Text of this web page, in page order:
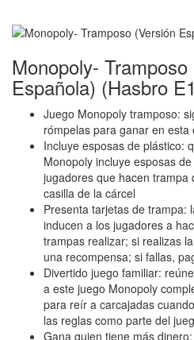
Monopoly- Tramposo
Española) (Hasbro
Juego Monopoly tramposo:
rómpelas para ganar en
Incluye esposas de plástico:
Monopoly incluye esposas
jugadores que hacen trampa
casilla de la cárcel
Presenta tarjetas de trampa:
inducen a los jugadores a
trampas realizar; si realizas
una recompensa; si fallas,
Divertido juego familiar:
a este juego Monopoly
para reír a carcajadas
las reglas como parte del
Gana quien tiene más